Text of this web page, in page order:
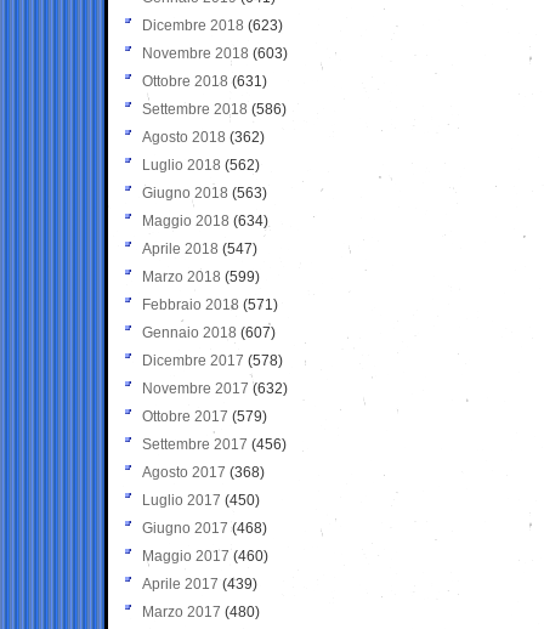
Dicembre 2018 (623)
Novembre 2018 (603)
Ottobre 2018 (631)
Settembre 2018 (586)
Agosto 2018 (362)
Luglio 2018 (562)
Giugno 2018 (563)
Maggio 2018 (634)
Aprile 2018 (547)
Marzo 2018 (599)
Febbraio 2018 (571)
Gennaio 2018 (607)
Dicembre 2017 (578)
Novembre 2017 (632)
Ottobre 2017 (579)
Settembre 2017 (456)
Agosto 2017 (368)
Luglio 2017 (450)
Giugno 2017 (468)
Maggio 2017 (460)
Aprile 2017 (439)
Marzo 2017 (480)